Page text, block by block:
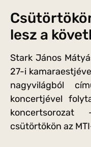
lesz a
Stark János
27-i
nagyvilágból
koncertjével
csütörtökön az